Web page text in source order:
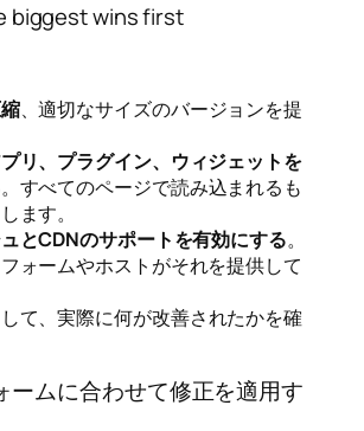
biggest wins first
、適切なサイズのバージョンを提
リ、プラグイン、ウィジェットを
。すべてのページで読み込まれるも
ます。
とCDNのサポートを有効にする。
ォームやホストがそれを提供して
して、実際に何が改善されたかを確
ームに合わせて修正を適用す